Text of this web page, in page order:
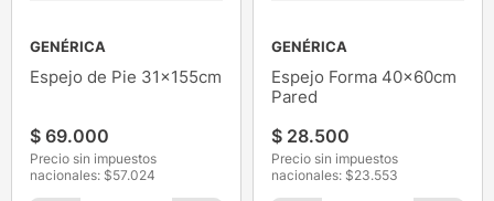
GENÉRICA
Espejo de Pie 31x155cm
$ 69.000
Precio sin impuestos
nacionales: $57.024
GENÉRICA
Espejo Forma 40x60cm
Pared
$ 28.500
Precio sin impuestos
nacionales: $23.553